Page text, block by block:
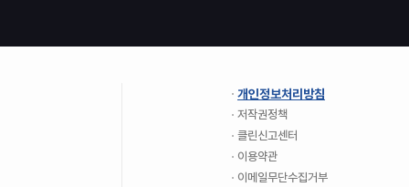
개인정보처리방침
저작권정책
클린신고센터
이용약관
이메일무단수집거부